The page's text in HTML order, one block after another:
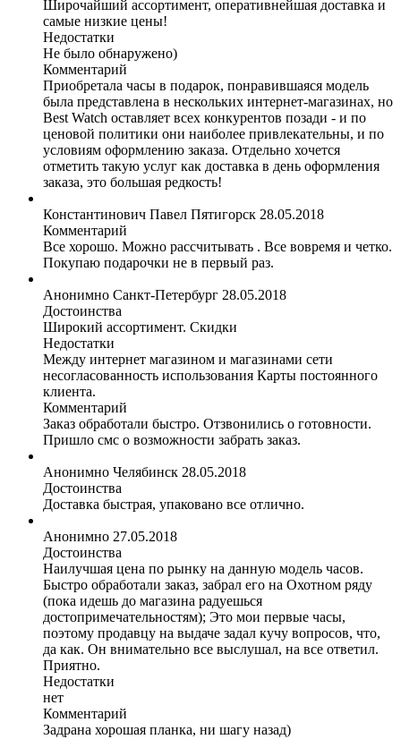
Широчайший ассортимент, оперативнейшая доставка и
самые низкие цены!
Недостатки
Не было обнаружено)
Комментарий
Приобретала часы в подарок, понравившаяся модель
была представлена в нескольких интернет-магазинах, но
Best Watch оставляет всех конкурентов позади - и по
ценовой политики они наиболее привлекательны, и по
условиям оформлению заказа. Отдельно хочется
отметить такую услуг как доставка в день оформления
заказа, это большая редкость!
Константинович Павел Пятигорск 28.05.2018
Комментарий
Все хорошо. Можно рассчитывать . Все вовремя и четко.
Покупаю подарочки не в первый раз.
Анонимно Санкт-Петербург 28.05.2018
Достоинства
Широкий ассортимент. Скидки
Недостатки
Между интернет магазином и магазинами сети
несогласованность использования Карты постоянного
клиента.
Комментарий
Заказ обработали быстро. Отзвонились о готовности.
Пришло смс о возможности забрать заказ.
Анонимно Челябинск 28.05.2018
Достоинства
Доставка быстрая, упаковано все отлично.
Анонимно 27.05.2018
Достоинства
Наилучшая цена по рынку на данную модель часов.
Быстро обработали заказ, забрал его на Охотном ряду
(пока идешь до магазина радуешься
достопримечательностям); Это мои первые часы,
поэтому продавцу на выдаче задал кучу вопросов, что,
да как. Он внимательно все выслушал, на все ответил.
Приятно.
Недостатки
нет
Комментарий
Задрана хорошая планка, ни шагу назад)